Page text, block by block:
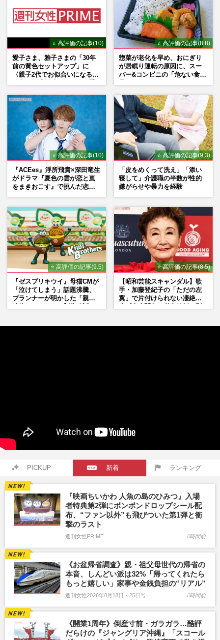
⭐ 高評価の記事(10)
愛子さま、雅子さまの「30年
前の黄色セットアップ」に
〈親子2代でお似合いになる〉
⭐ 高評価の記事(8.8)
惣菜が老化を早め、おにぎり
が居眠り運転の原因に、スー
パー&コンビニの「危ない食
⭐ 高評価の記事(10)
『ACEes』浮所飛貴×深田竜生
がドラマ『夏色の雲が恋と嵐
をまきおこす』で挑んだ恋人
⭐ 高評価の記事(9.3)
「皮をめくって洗え」「添い
寝して」介護職の半数が性的
嫌がらせや暴力を経験
⭐ 高評価の記事(9.5)
『ゼスプリキウイ』母猫CMが
「泣けてしまう」話題沸騰、
プランナーが明かした「親に
⭐ 高評価の記事(8.5)
【昭和芸能スキャンダル】歌
手・加藤登紀子の「ただの左
翼」で片付けられない凄絶半
PICKUP 新着 ランキング
『映画ちいかわ 人魚の島のひみつ』入場
者特典第2弾にボンボンドロップシール配
布、“ファン以外”も飛びついた第1弾と衝
撃のラスト
週刊女性PRIME 0時間前
《お盆帰省調査》親・祖父母世代の帰省の
本音、しんどい派は32%「帰ってくれたら
もっと嬉しい」家事や金銭負担の“リアル”
週刊女性2026年8月18日・25日号 0時間前
《開業1周年》倒産寸前・ガラガラ…酷評
だらけの『ジャングリア沖縄』「スコール